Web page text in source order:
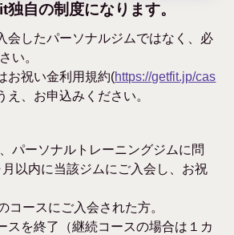
自の制度になります。
会したパーソナルジムではなく、必
い。
お祝い金利用規約(https://getfit.jp/cas
え、お申込みください。
パーソナルトレーニングジムに問
以内に当該ジムにご入会し、お祝
コースにご入会された方。
スを終了（継続コースの場合は１カ